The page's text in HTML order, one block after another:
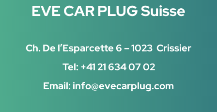
EVE CAR PLUG Suisse
Ch. De l’Esparcette 6 – 1023 Crissier
Tel: +41 21 634 07 02
Email: info@evecarplug.com